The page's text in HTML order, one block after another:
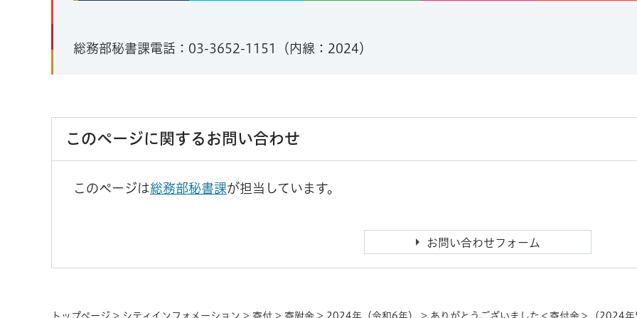
総務部秘書課電話：03-3652-1151（内線：2024）
このページに関するお問い合わせ
このページは総務部秘書課が担当しています。
トップページ > シティインフォメーション > 寄付 > 寄附金 > 2024年（令和6年） > ありがとうございました＜寄付金＞（2024